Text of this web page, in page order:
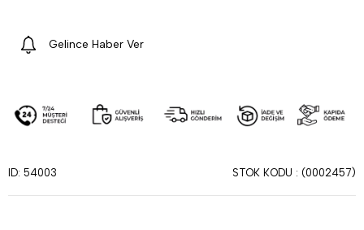
Gelince Haber Ver
ID: 54003 STOK KODU (0002457)